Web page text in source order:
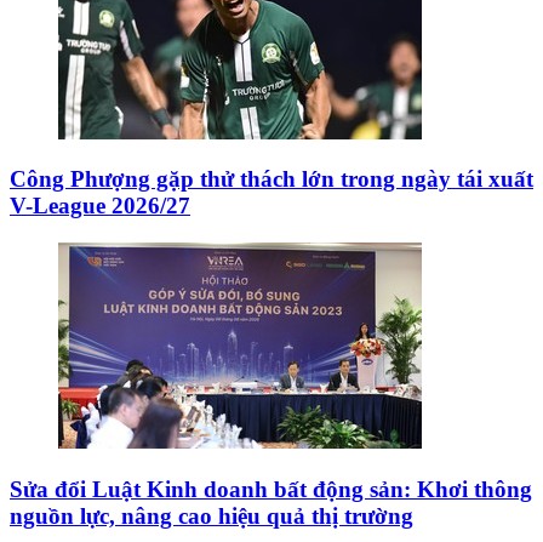
Công Phượng gặp thử thách lớn trong ngày tái xuất
V-League 2026/27
Sửa đổi Luật Kinh doanh bất động sản: Khơi thông
nguồn lực, nâng cao hiệu quả thị trường